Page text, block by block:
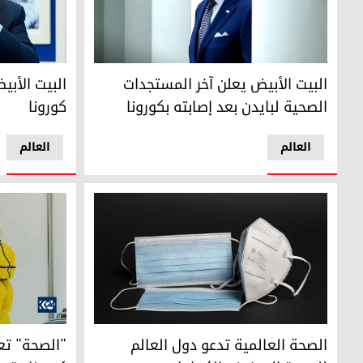
الرئيس الأمريكي جو بايدن لا يزال يعاني من أعراض طفيفة
العالم
البيت الأبيض يعلن آخر المستجدات
الصحية لبايدن بعد إصابته بكورونا
الرئيس
العالم
البيت
كورونا
الصحة العالمية تدعو دول العالم للعودة إلى فرض الكمامات
الصحة العالمية تدعو دول العالم "الصحة"
"الصحة"